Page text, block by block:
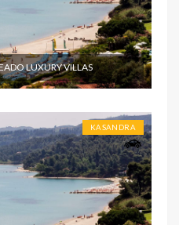
LUXURY VILLAS
KASANDRA